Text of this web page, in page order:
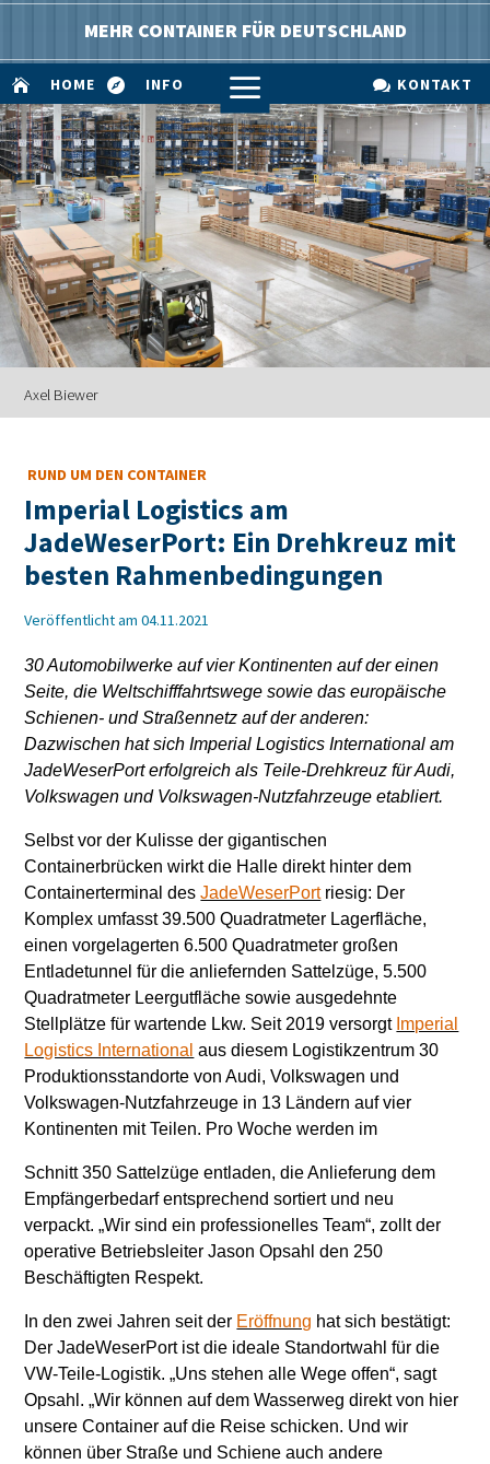
MEHR CONTAINER FÜR DEUTSCHLAND
 HOME  INFO a  KONTAKT
Axel Biewer
RUND UM DEN CONTAINER
Imperial Logistics am
JadeWeserPort: Ein Drehkreuz mit
besten Rahmenbedingungen
Veröffentlicht am 04.11.2021
30 Automobilwerke auf vier Kontinenten auf der einen
Seite, die Weltschifffahrtswege sowie das europäische
Schienen- und Straßennetz auf der anderen:
Dazwischen hat sich Imperial Logistics International am
JadeWeserPort erfolgreich als Teile-Drehkreuz für Audi,
Volkswagen und Volkswagen-Nutzfahrzeuge etabliert.
Selbst vor der Kulisse der gigantischen
Containerbrücken wirkt die Halle direkt hinter dem
Containerterminal desJadeWeserPortriesig: Der
Komplex umfasst 39.500 Quadratmeter Lagerfläche,
einen vorgelagerten 6.500 Quadratmeter großen
Entladetunnel für die anliefernden Sattelzüge, 5.500
Quadratmeter Leergutfläche sowie ausgedehnte
Stellplätze für wartende Lkw. Seit 2019 versorgt Imperial
Logistics International aus diesem Logistikzentrum 30
Produktionsstandorte von Audi, Volkswagen und
Volkswagen-Nutzfahrzeuge in 13 Ländern auf vier
Kontinenten mit Teilen. Pro Woche werden im
Schnitt 350 Sattelzüge entladen, die Anlieferung dem
Empfängerbedarf entsprechend sortiert und neu
verpackt. „Wir sind ein professionelles Team“, zollt der
operative Betriebsleiter Jason Opsahl den 250
Beschäftigten Respekt.
In den zwei Jahren seit der Eröffnung hat sich bestätigt:
Der JadeWeserPort ist die ideale Standortwahl für die
VW-Teile-Logistik. „Uns stehen alle Wege offen“, sagt
Opsahl. „Wir können auf dem Wasserweg direkt von hier
unsere Container auf die Reise schicken. Und wir
können über Straße und Schiene auch andere